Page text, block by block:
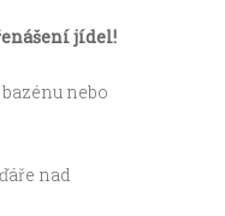
jídel!
nebo
nad